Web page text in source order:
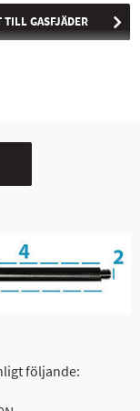
uppåt.
GASFJÄDER
följande: